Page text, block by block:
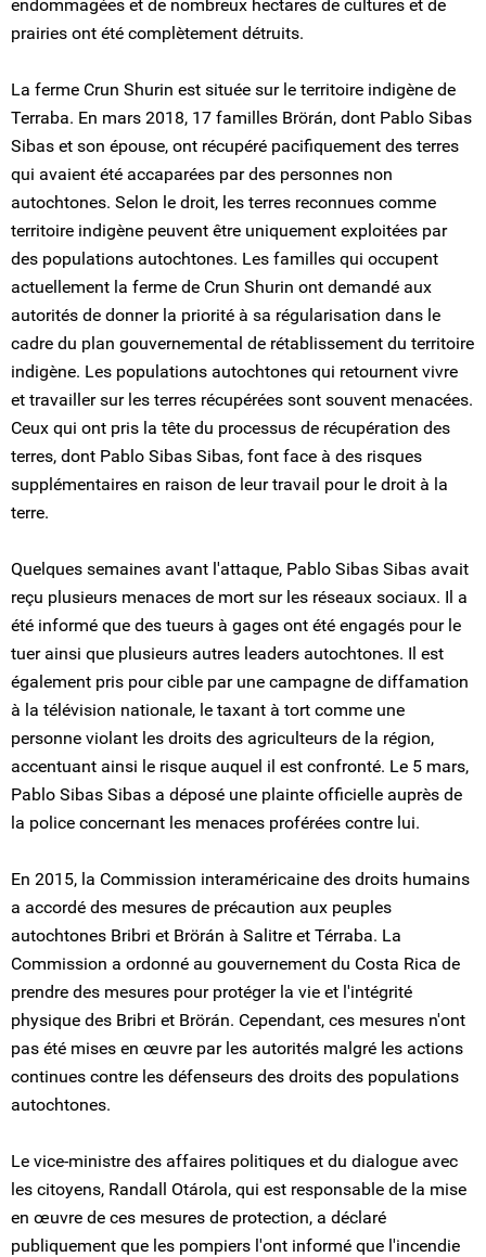
endommagées et de nombreux hectares de cultures et de
prairies ont été complètement détruits.
La ferme Crun Shurin est située sur le territoire indigène de
Terraba. En mars 2018, 17 familles Brörán, dont Pablo Sibas
Sibas et son épouse, ont récupéré pacifiquement des terres
qui avaient été accaparées par des personnes non
autochtones. Selon le droit, les terres reconnues comme
territoire indigène peuvent être uniquement exploitées par
des populations autochtones. Les familles qui occupent
actuellement la ferme de Crun Shurin ont demandé aux
autorités de donner la priorité à sa régularisation dans le
cadre du plan gouvernemental de rétablissement du territoire
indigène. Les populations autochtones qui retournent vivre
et travailler sur les terres récupérées sont souvent menacées.
Ceux qui ont pris la tête du processus de récupération des
terres, dont Pablo Sibas Sibas, font face à des risques
supplémentaires en raison de leur travail pour le droit à la
terre.
Quelques semaines avant l'attaque, Pablo Sibas Sibas avait
reçu plusieurs menaces de mort sur les réseaux sociaux. Il a
été informé que des tueurs à gages ont été engagés pour le
tuer ainsi que plusieurs autres leaders autochtones. Il est
également pris pour cible par une campagne de diffamation
à la télévision nationale, le taxant à tort comme une
personne violant les droits des agriculteurs de la région,
accentuant ainsi le risque auquel il est confronté. Le 5 mars,
Pablo Sibas Sibas a déposé une plainte officielle auprès de
la police concernant les menaces proférées contre lui.
En 2015, la Commission interaméricaine des droits humains
a accordé des mesures de précaution aux peuples
autochtones Bribri et Brörán à Salitre et Térraba. La
Commission a ordonné au gouvernement du Costa Rica de
prendre des mesures pour protéger la vie et l'intégrité
physique des Bribri et Brörán. Cependant, ces mesures n'ont
pas été mises en œuvre par les autorités malgré les actions
continues contre les défenseurs des droits des populations
autochtones.
Le vice-ministre des affaires politiques et du dialogue avec
les citoyens, Randall Otárola, qui est responsable de la mise
en œuvre de ces mesures de protection, a déclaré
publiquement que les pompiers l'ont informé que l'incendie